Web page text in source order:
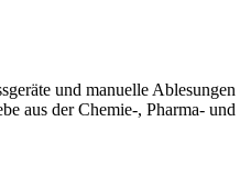
und manuelle
aus der Chemie-, Pharma-